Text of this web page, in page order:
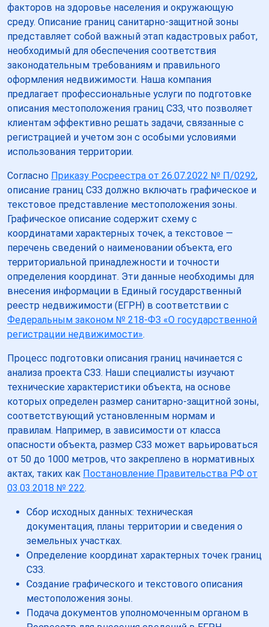
факторов на здоровье населения и окружающую
среду. Описание границ санитарно-защитной зоны
представляет собой важный этап кадастровых работ,
необходимый для обеспечения соответствия
законодательным требованиям и правильного
оформления недвижимости. Наша компания
предлагает профессиональные услуги по подготовке
описания местоположения границ СЗЗ, что позволяет
клиентам эффективно решать задачи, связанные с
регистрацией и учетом зон с особыми условиями
использования территории.
Согласно Приказу Росреестра от 26.07.2022 № П/0292,
описание границ СЗЗ должно включать графическое и
текстовое представление местоположения зоны.
Графическое описание содержит схему с
координатами характерных точек, а текстовое —
перечень сведений о наименовании объекта, его
территориальной принадлежности и точности
определения координат. Эти данные необходимы для
внесения информации в Единый государственный
реестр недвижимости (ЕГРН) в соответствии с
Федеральным законом № 218-ФЗ «О государственной
регистрации недвижимости».
Процесс подготовки описания границ начинается с
анализа проекта СЗЗ. Наши специалисты изучают
технические характеристики объекта, на основе
которых определен размер санитарно-защитной зоны,
соответствующий установленным нормам и
правилам. Например, в зависимости от класса
опасности объекта, размер СЗЗ может варьироваться
от 50 до 1000 метров, что закреплено в нормативных
актах, таких как Постановление Правительства РФ от
03.03.2018 № 222.
Сбор исходных данных: техническая
документация, планы территории и сведения о
земельных участках.
Определение координат характерных точек границ
СЗЗ.
Создание графического и текстового описания
местоположения зоны.
Подача документов уполномоченным органом в